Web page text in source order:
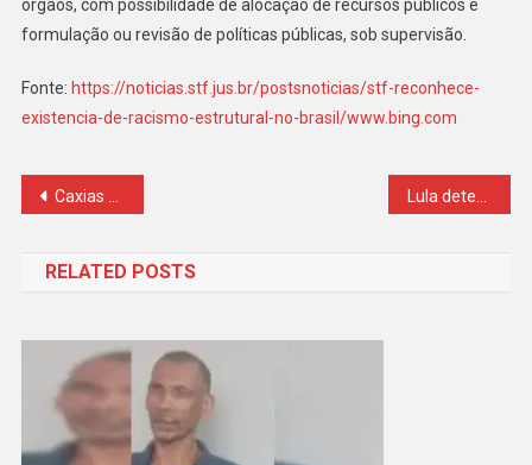
órgãos, com possibilidade de alocação de recursos públicos e
formulação ou revisão de políticas públicas, sob supervisão.
Fonte: https://noticias.stf.jus.br/postsnoticias/stf-reconhece-
existencia-de-racismo-estrutural-no-brasil/www.bing.com
Navegação
Post
Caxias do Sul: policial penal preso em flagrante pelo GAECO/MPRS é condenado a mais de 12 anos de prisão por tráfico de drogas Lula determina abertura de processo para expulsar servidor da CGU
RELATED POSTS